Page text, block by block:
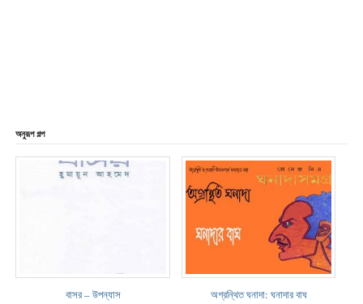
অনুরূপ গল্প
বাসর – উপন্যাস অগ্রন্থিত ঘনাদা: ঘনাদার বাঘ